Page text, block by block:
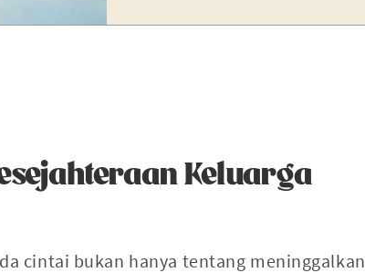
Keluarga
cintai bukan hanya tentang meninggalkan